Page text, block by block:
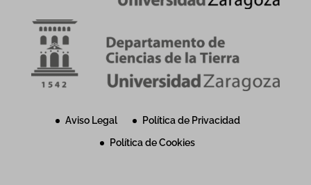
Aviso Legal
Política de Privacidad
Política de Cookies